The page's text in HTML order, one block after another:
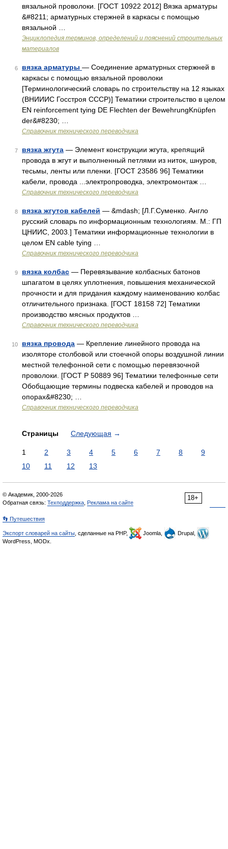
вязальной проволоки. [ГОСТ 10922 2012] Вязка арматуры
&#8211; арматурных стержней в каркасы с помощью
вязальной …
Энциклопедия терминов, определений и пояснений строительных
материалов
6 вязка арматуры — Соединение арматурных стержней в
каркасы с помощью вязальной проволоки
[Терминологический словарь по строительству на 12 языках
(ВНИИИС Госстроя СССР)] Тематики строительство в целом
EN reinforcement tying DE Flechten der BewehrungKnüpfen
der&#8230; …
Справочник технического переводчика
7 вязка жгута — Элемент конструкции жгута, крепящий
провода в жгут и выполненный петлями из ниток, шнуров,
тесьмы, ленты или пленки. [ГОСТ 23586 96] Тематики
кабели, провода ...электропроводка, электромонтаж …
Справочник технического переводчика
8 вязка жгутов кабелей — &mdash; [Л.Г.Суменко. Англо
русский словарь по информационным технологиям. М.: ГП
ЦНИИС, 2003.] Тематики информационные технологии в
целом EN cable tying …
Справочник технического переводчика
9 вязка колбас — Перевязывание колбасных батонов
шпагатом в целях уплотнения, повышения механической
прочности и для придания каждому наименованию колбас
отличительного признака. [ГОСТ 18158 72] Тематики
производство мясных продуктов …
Справочник технического переводчика
10 вязка провода — Крепление линейного провода на
изоляторе столбовой или стоечной опоры воздушной линии
местной телефонной сети с помощью перевязочной
проволоки. [ГОСТ Р 50889 96] Тематики телефонные сети
Обобщающие термины подвеска кабелей и проводов на
опорах&#8230; …
Справочник технического переводчика
Страницы Следующая →
1 2 3 4 5 6 7 8
9
10
11 12 13
18+
© Академик, 2000-2026
Обратная связь: Техподдержка Реклама на сайте
👣 Путешествия
Экспорт словарей на сайты , сделанные на PHP, Joomla,
Drupal,
WordPress, MODx.